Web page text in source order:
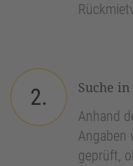
2.
Suche
Anhand
Angaben
geprüft,